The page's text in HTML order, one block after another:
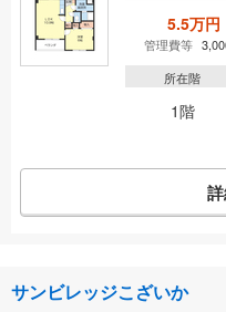
5.5万円
管理費等
所在階
1階
サンビレッジこざいか